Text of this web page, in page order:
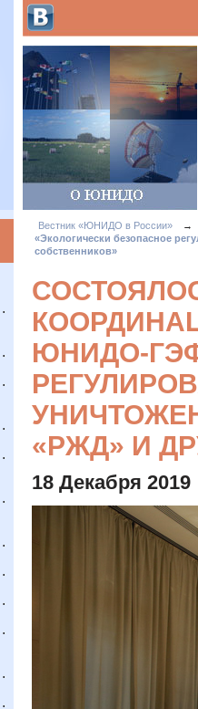
Вестник «ЮНИДО в России»
→
«Экологически безопасное
собственников»
ЮНИДО-
«РЖД» И
18 Декабря 2019